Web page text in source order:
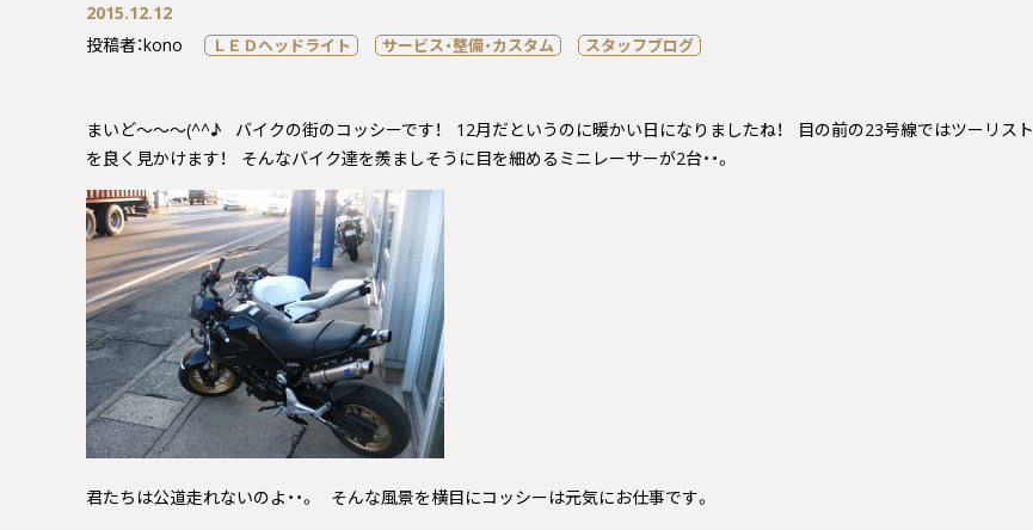
2015.12.12
投稿者：kono
ＬＥＤヘッドライト サービス・整備・カスタム スタッフブログ
まいど～～～(^^♪ バイクの街のコッシーです！ 12月だというのに暖かい日になりましたね！ 目の前の23号線ではツーリスト
を良く見かけます！ そんなバイク達を羨ましそうに目を細めるミニレーサーが2台・・。
君たちは公道走れないのよ・・。 そんな風景を横目にコッシーは元気にお仕事です。